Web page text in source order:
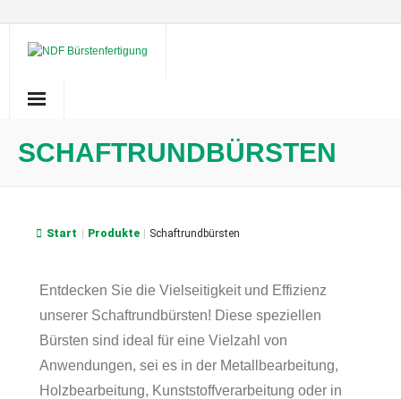
SCHAFTRUNDBÜRSTEN
Start Produkte Schaftrundbürsten
Entdecken Sie die Vielseitigkeit und Effizienz
unserer Schaftrundbürsten! Diese speziellen
Bürsten sind ideal für eine Vielzahl von
Anwendungen, sei es in der Metallbearbeitung,
Holzbearbeitung, Kunststoffverarbeitung oder in